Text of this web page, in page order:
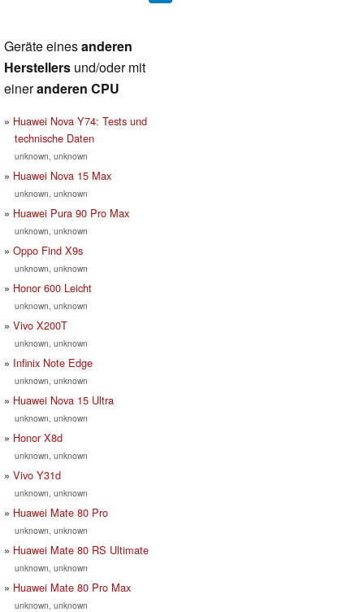
Geräte einesanderen
Herstellers und/oder mit
eineranderen CPU
Huawei Nova Y74: Tests und
technische Daten
unknown, unknown
Huawei Nova 15 Max
unknown, unknown
Huawei Pura 90 Pro Max
unknown, unknown
Oppo Find X9s
unknown, unknown
Honor 600 Leicht
unknown, unknown
Vivo X200T
unknown, unknown
Infinix Note Edge
unknown, unknown
Huawei Nova 15 Ultra
unknown, unknown
Honor X8d
unknown, unknown
Vivo Y31d
unknown, unknown
Huawei Mate 80 Pro
unknown, unknown
Huawei Mate 80 RS Ultimate
unknown, unknown
Huawei Mate 80 Pro Max
unknown, unknown